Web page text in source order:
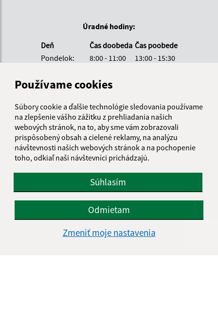
Používame cookies
Súbory cookie a ďalšie technológie sledovania používame
na zlepšenie vášho zážitku z prehliadania našich
webových stránok, na to, aby sme vám zobrazovali
prispôsobený obsah a cielené reklamy, na analýzu
návštevnosti našich webových stránok a na pochopenie
toho, odkiaľ naši návštevníci prichádzajú.
Súhlasím
Odmietam
Zmeniť moje nastavenia
Úradné hodiny:
Deň
Čas doobeda Čas poobede
Pondelok:
8:00 - 11:00
13:00 - 15:30
Streda:
8:00 - 11:00
Piatok:
8:00 - 11:00
12:30 - 14:00
Obedňajšia prestávka:11:00 - 12:30
Kontakt:
Obecný úrad Nededza
Hlavná 1/1
013 02 Nededza
sekretariat@nededza.eu
+421 41 598 05 19